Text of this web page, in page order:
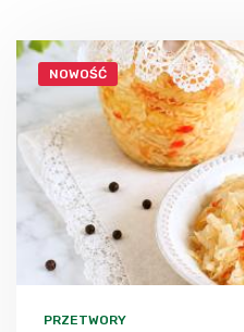
NOWOŚĆ
PRZETWORY